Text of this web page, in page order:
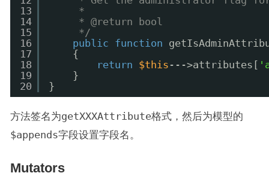
13
14
15
16
17
18
19
20
*
* @return bool
*/
public
function
{
return
$this --->attributes[
}
}
方法签名为getXXXAttribute格式，然后为模型的
$appends字段设置字段名。
Mutators